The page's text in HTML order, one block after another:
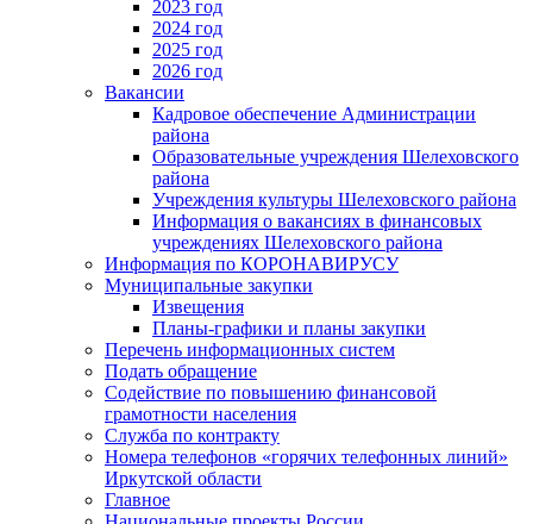
2023 год
2024 год
2025 год
2026 год
Вакансии
Кадровое обеспечение Администрации
района
Образовательные учреждения Шелеховского
района
Учреждения культуры Шелеховского района
Информация о вакансиях в финансовых
учреждениях Шелеховского района
Информация по КОРОНАВИРУСУ
Муниципальные закупки
Извещения
Планы-графики и планы закупки
Перечень информационных систем
Подать обращение
Содействие по повышению финансовой
грамотности населения
Служба по контракту
Номера телефонов «горячих телефонных линий»
Иркутской области
Главное